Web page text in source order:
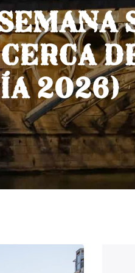
2026)